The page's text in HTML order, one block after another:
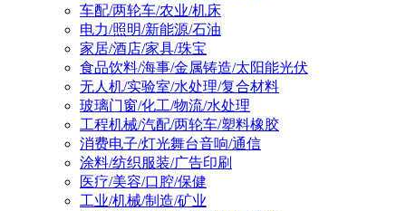
车配/两轮车/农业/机床
电力/照明/新能源/石油
家居/酒店/家具/珠宝
食品饮料/海事/金属铸造/太阳能光伏
无人机/实验室/水处理/复合材料
玻璃门窗/化工/物流/水处理
工程机械/汽配/两轮车/塑料橡胶
消费电子/灯光舞台音响/通信
涂料/纺织服装/广告印刷
医疗/美容/口腔/保健
工业/机械/制造/矿业